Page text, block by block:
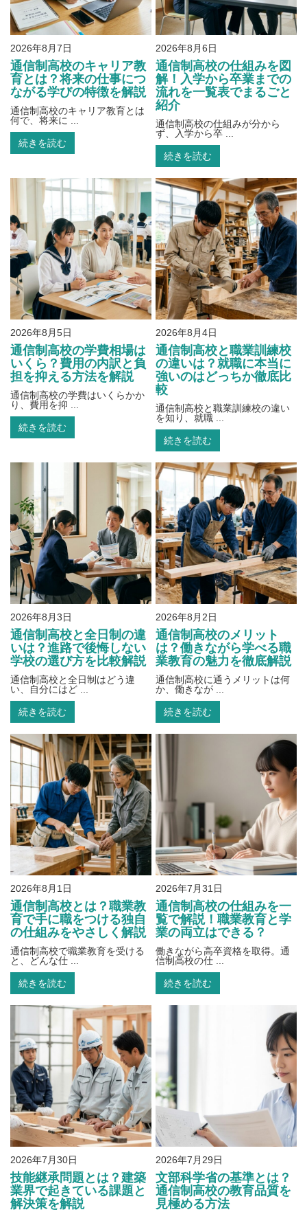
2026年8月7日
通信制高校のキャリア教
育とは？将来の仕事につ
ながる学びの特徴を解説
通信制高校のキャリア教育とは
何で、将来に ...
続きを読む
2026年8月6日
通信制高校の仕組みを図
解！入学から卒業までの
流れを一覧表でまるごと
紹介
通信制高校の仕組みが分から
ず、入学から卒 ...
続きを読む
2026年8月5日
通信制高校の学費相場は
いくら？費用の内訳と負
担を抑える方法を解説
通信制高校の学費はいくらかか
り、費用を抑 ...
続きを読む
2026年8月4日
通信制高校と職業訓練校
の違いは？就職に本当に
強いのはどっちか徹底比
較
通信制高校と職業訓練校の違い
を知り、就職 ...
続きを読む
2026年8月3日
通信制高校と全日制の違
いは？進路で後悔しない
学校の選び方を比較解説
通信制高校と全日制はどう違
い、自分にはど ...
続きを読む
2026年8月2日
通信制高校のメリット
は？働きながら学べる職
業教育の魅力を徹底解説
通信制高校に通うメリットは何
か、働きなが ...
続きを読む
2026年8月1日
通信制高校とは？職業教
育で手に職をつける独自
の仕組みをやさしく解説
通信制高校で職業教育を受ける
と、どんな仕 ...
続きを読む
2026年7月31日
通信制高校の仕組みを一
覧で解説！職業教育と学
業の両立はできる？
働きながら高卒資格を取得。通
信制高校の仕 ...
続きを読む
2026年7月30日
技能継承問題とは？建築
業界で起きている課題と
解決策を解説
2026年7月29日
文部科学省の基準とは？
通信制高校の教育品質を
見極める方法